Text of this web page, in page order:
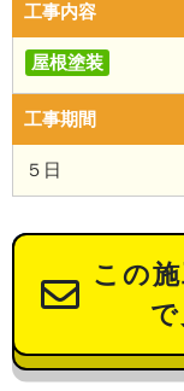
工事内容
屋根塗装
工事期間
５日
この